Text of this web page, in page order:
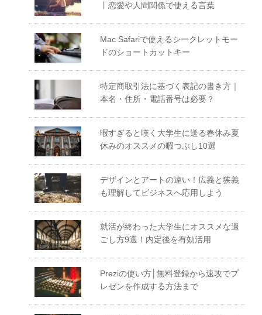
丨恋愛や人間関係で使える言葉
Mac Safariで使えるシークレットモー
ドのショートカットキー
特定商取引法に基づく表記の書き方｜
本名・住所・電話番号は必要？
暇すぎると嘆く大学生に送る春休み夏
休みのオススメの暇つぶし10選
デザインとアートの違い！広義と狭義
も理解してビジネスへ応用しよう
就活が終わった大学生にオススメな過
ごし方9選！内定後を有効活用
Preziの使い方│無料登録から速攻でプ
レゼンを作成する方法まで